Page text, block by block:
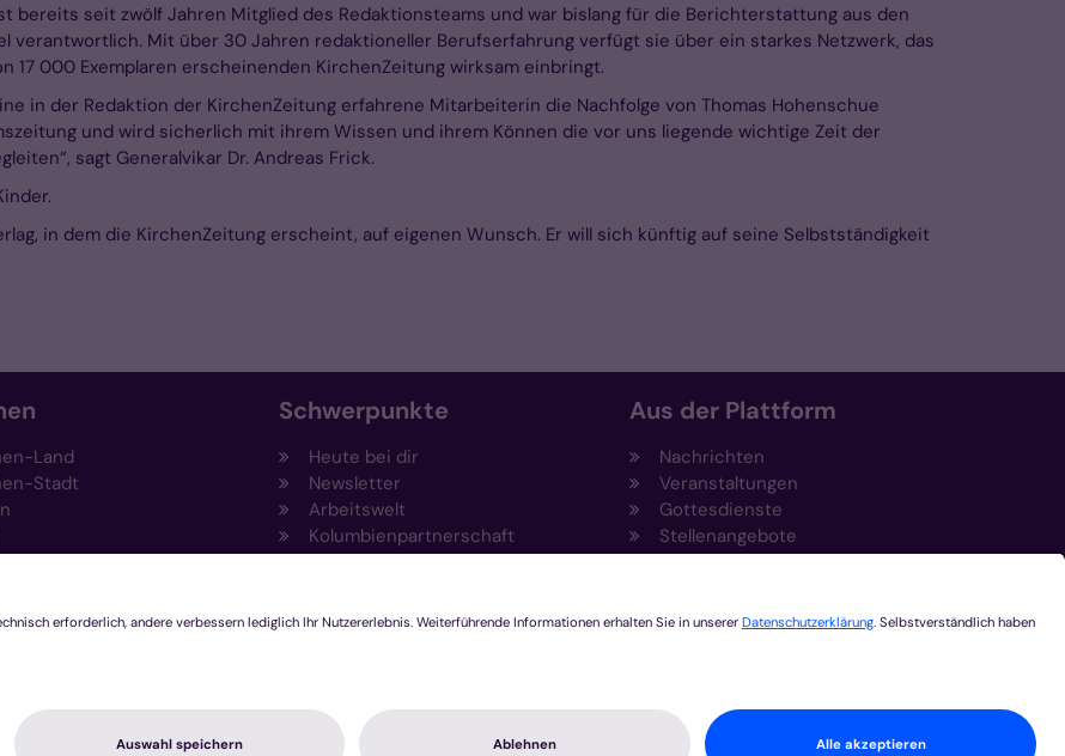
seit zwölf Jahren Mitglied des Redaktionsteams und war bislang für die Berichterstattung aus den
verantwortlich. Mit über 30 Jahren redaktioneller Berufserfahrung verfügt sie über ein starkes Netzwerk, das
17 000 Exemplaren erscheinenden KirchenZeitung wirksam einbringt.
in der Redaktion der KirchenZeitung erfahrene Mitarbeiterin die Nachfolge von Thomas Hohenschue
und wird sicherlich mit ihrem Wissen und ihrem Können die vor uns liegende wichtige Zeit der
sagt Generalvikar Dr. Andreas Frick.
in dem die KirchenZeitung erscheint, auf eigenen Wunsch. Er will sich künftig auf seine Selbstständigkeit
Land
Stadt
Schwerpunkte
Heute bei dir
Newsletter
Arbeitswelt
Kolumbienpartnerschaft
Umweltportal
Fundraising
Aus der Plattform
Nachrichten
Veranstaltungen
Gottesdienste
Stellenangebote
Kirchenzeitung
Rechtsdatenbank